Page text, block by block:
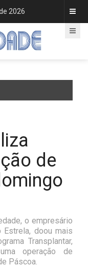
2026
de
o empresário
Estrela, doou mais
Transplantar,
operação de
Páscoa.